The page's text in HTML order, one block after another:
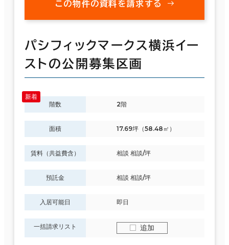
この物件の資料を請求する
パシフィックマークス横浜イー
ストの公開募集区画
階数 2階
面積 17.69坪（58.48㎡）
賃料（共益費含） 相談 相談/坪
預託金 相談 相談/坪
入居可能日 即日
一括請求リスト 追加